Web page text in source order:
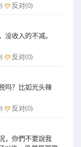
) 反对(0)
收入的不减。
) 反对(0)
吗？比如光头辣
) 反对(0)
，你們不要說我